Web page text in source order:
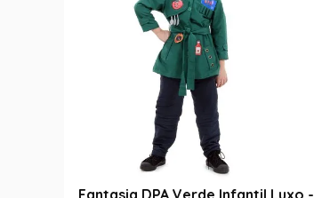
Fantasia DPA Verde Infantil Luxo -